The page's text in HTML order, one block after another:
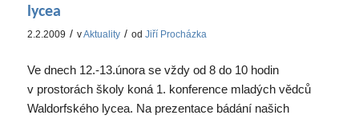
lycea
2.2.2009 / vAktuality / od Jiří Procházka
Ve dnech 12.-13.února se vždy od 8 do 10 hodin
v prostorách školy koná 1. konference mladých vědců
Waldorfského lycea. Na prezentace bádání našich